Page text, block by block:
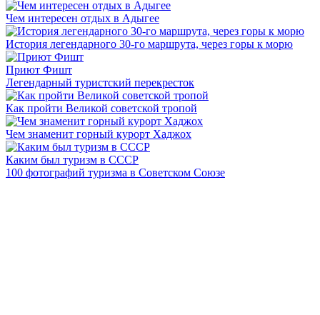
Чем интересен отдых в Адыгее
История легендарного 30-го маршрута, через горы к морю
Приют Фишт
Легендарный туристский перекресток
Как пройти Великой советской тропой
Чем знаменит горный курорт Хаджох
Каким был туризм в СССР
100 фотографий туризма в Советском Союзе